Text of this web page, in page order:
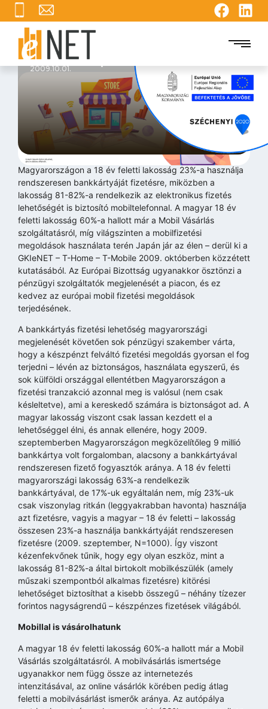
A mobilunk lehet a
második pénztárcánk
2009.10.01.
Magyarországon a 18 év feletti lakosság 23%-a használja
rendszeresen bankkártyáját fizetésre, miközben a
lakosság 81-82%-a rendelkezik az elektronikus fizetés
lehetőségét is biztosító mobiltelefonnal. A magyar 18 év
feletti lakosság 60%-a hallott már a Mobil Vásárlás
szolgáltatásról, míg világszinten a mobilfizetési
megoldások használata terén Japán jár az élen – derül ki a
GKIeNET – T-Home – T-Mobile 2009. októberben közzétett
kutatásából. Az Európai Bizottság ugyanakkor ösztönzi a
pénzügyi szolgáltatók megjelenését a piacon, és ez
kedvez az európai mobil fizetési megoldások
terjedésének.
A bankkártyás fizetési lehetőség magyarországi
megjelenését követően sok pénzügyi szakember várta,
hogy a készpénzt felváltó fizetési megoldás gyorsan el fog
terjedni – lévén az biztonságos, használata egyszerű, és
sok külföldi országgal ellentétben Magyarországon a
fizetési tranzakció azonnal meg is valósul (nem csak
késleltetve), ami a kereskedő számára is biztonságot ad. A
magyar lakosság viszont csak lassan kezdett el a
lehetőséggel élni, és annak ellenére, hogy 2009.
szeptemberben Magyarországon megközelítőleg 9 millió
bankkártya volt forgalomban, alacsony a bankkártyával
rendszeresen fizető fogyasztók aránya. A 18 év feletti
magyarországi lakosság 63%-a rendelkezik
bankkártyával, de 17%-uk egyáltalán nem, míg 23%-uk
csak viszonylag ritkán (leggyakrabban havonta) használja
azt fizetésre, vagyis a magyar – 18 év feletti – lakosság
összesen 23%-a használja bankkártyáját rendszeresen
fizetésre (2009. szeptember, N=1000). Így viszont
kézenfekvőnek tűnik, hogy egy olyan eszköz, mint a
lakosság 81-82%-a által birtokolt mobilkészülék (amely
műszaki szempontból alkalmas fizetésre) kitörési
lehetőséget biztosíthat a kisebb összegű – néhány tízezer
forintos nagyságrendű – készpénzes fizetések világából.
Mobillal is vásárolhatunk
A magyar 18 év feletti lakosság 60%-a hallott már a Mobil
Vásárlás szolgáltatásról. A mobilvásárlás ismertsége
ugyanakkor nem függ össze az internetezés
intenzitásával, az online vásárlók körében pedig átlag
feletti a mobilvásárlást ismerők aránya. Az autópálya